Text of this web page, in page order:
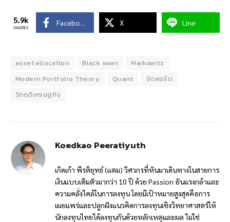
5.9k
SHARES
Facebook X Line
asset allocation Black swan
Markowitz
Modern Portfolio Theory
Quant
จัดพอร์ต
วิกฤติเศรษฐกิจ
Koedkao Peeratiyuth
เกิดเก้า พีรติยุทธ์ (แตม) วิศวกรที่หันมาเดินทางในสายการ
เงินแบบเต็มตัวมากว่า 10 ปี ด้วย Passion อันแรงกล้าและ
ความคลั่งไคล้ในการลงทุน โดยมีเป้าหมายสูงสุดคือการ
เผยแพร่และปลูกฝังแนวคิดการลงทุนเชิงวิทยาศาสตร์ให้
นักลงทุนไทยได้ลงทุนกันด้วยหลักเหตุและผล ไม่ใช่